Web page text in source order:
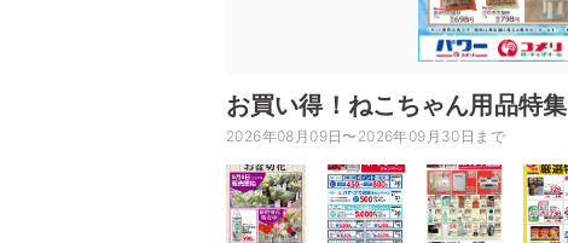
お買い得！ねこちゃん用品特集
2026年08月09日〜2026年09月30日まで